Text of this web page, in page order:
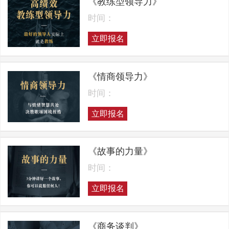
时间：
立即报名
《情商领导力》
时间：
立即报名
《故事的力量》
时间：
立即报名
《商务谈判》